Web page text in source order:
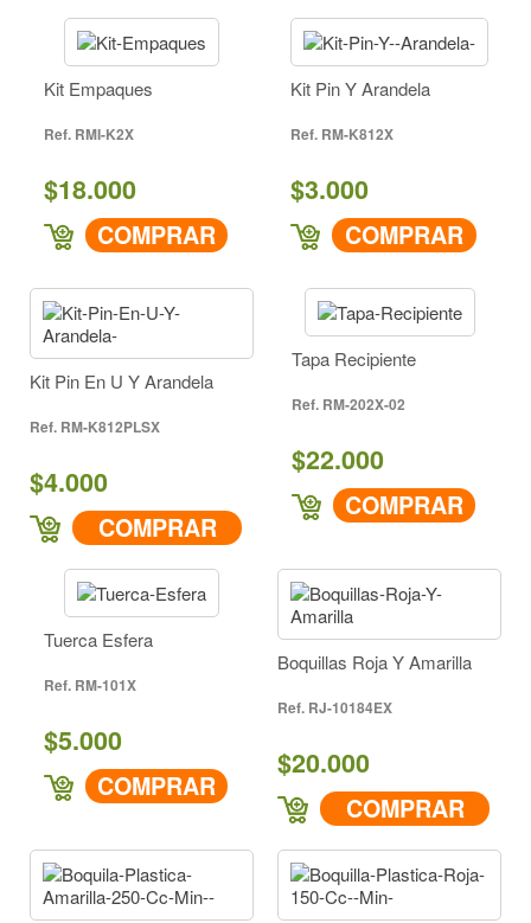
Kit Empaques
RMI-K2X
$18.000
COMPRAR
Kit Pin Y Arandela
RM-K812X
$3.000
COMPRAR
Kit Pin En U Y Arandela
RM-K812PLSX
$4.000
COMPRAR
Tapa Recipiente
RM-202X-02
$22.000
COMPRAR
Tuerca Esfera
RM-101X
$5.000
COMPRAR
Boquillas Roja Y Amarilla
RJ-10184EX
$20.000
COMPRAR